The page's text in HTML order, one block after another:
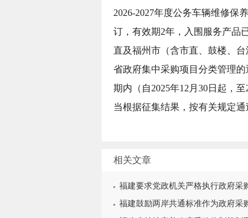
2026-2027年度公务车辆维修保
订，有效期2年，入围服务产品
直及福州市（含市直、鼓楼、
省政府集中采购项目分类管理
期内（自2025年12月30日起，
当根据征集结果，按有关规定
相关文章
福建要求党政机关严格执行政府采
福建鼓励两岸共通标准作为政府采